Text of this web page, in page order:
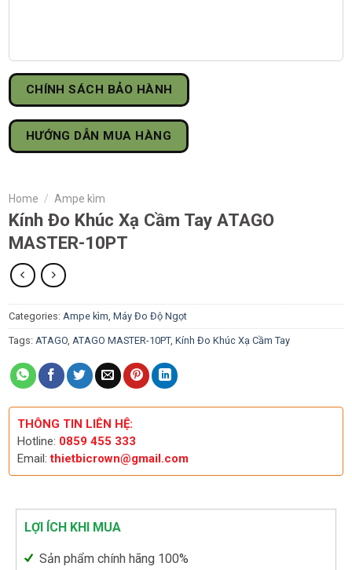
CHÍNH SÁCH BẢO HÀNH
HƯỚNG DẪN MUA HÀNG
Home / Ampe kìm
Kính Đo Khúc Xạ Cầm Tay ATAGO
MASTER-10PT
Categories: Ampe kìm, Máy Đo Độ Ngọt
Tags: ATAGO, ATAGO MASTER-10PT, Kính Đo Khúc Xạ Cầm Tay
THÔNG TIN LIÊN HỆ:
Hotline: 0859 455 333
Email:thietbicrown@gmail.com
LỢI ÍCH KHI MUA
Sản phẩm chính hãng 100%